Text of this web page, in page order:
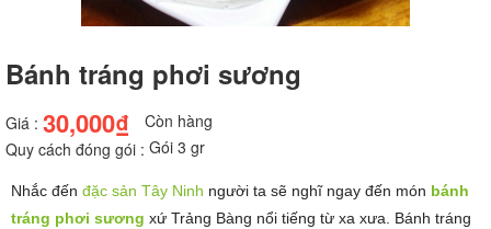
Bánh tráng phơi sương
Giá : 30,000₫
Còn hàng
Quy cách đóng gói : Gói 3 gr
Nhắc đến đặc sản Tây Ninh người ta sẽ nghĩ ngay đến món bánh
tráng phơi sương xứ Trảng Bàng nổi tiếng từ xa xưa. Bánh tráng